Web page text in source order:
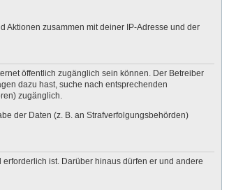
Aktionen zusammen mit deiner IP-Adresse und der
öffentlich zugänglich sein können. Der Betreiber
dazu hast, suche nach entsprechenden
zugänglich.
der Daten (z. B. an Strafverfolgungsbehörden)
ist. Darüber hinaus dürfen er und andere